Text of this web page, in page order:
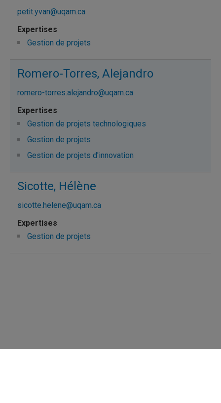
petit.yvan@uqam.ca
Gestion de projets
Romero-Torres, Alejandro
romero-torres.alejandro@uqam.ca
Gestion de projets technologiques
Gestion de projets
Gestion de projets d'innovation
Sicotte, Hélène
sicotte.helene@uqam.ca
Gestion de projets